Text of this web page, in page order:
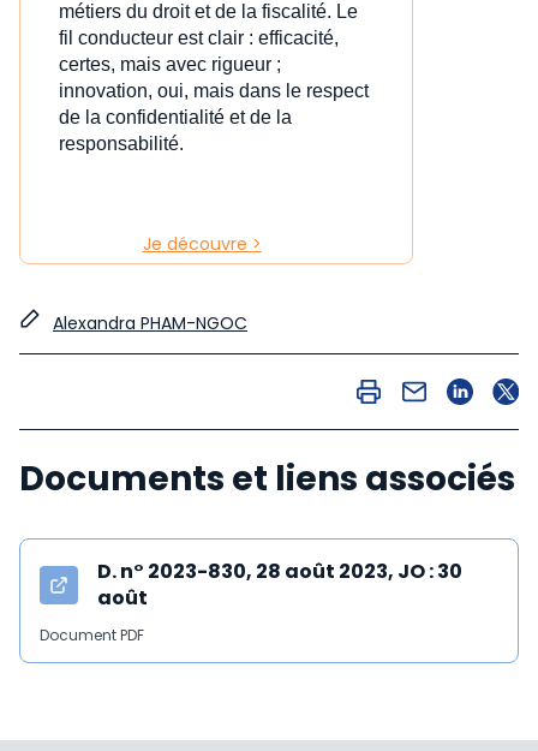
métiers du droit et de la fiscalité. Le
fil conducteur est clair : efficacité,
certes, mais avec rigueur ;
innovation, oui, mais dans le respect
de la confidentialité et de la
responsabilité.
Je découvre >
Alexandra PHAM-NGOC
Documents et liens associés
D. n° 2023-830, 28 août 2023, JO : 30
août
Document PDF